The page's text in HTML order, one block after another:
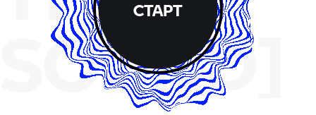
SOUND]
СТАРТ